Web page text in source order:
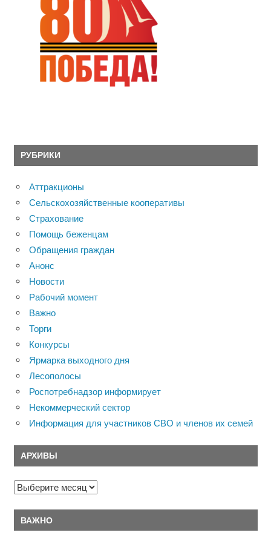
РУБРИКИ
Аттракционы
Сельскохозяйственные кооперативы
Страхование
Помощь беженцам
Обращения граждан
Анонс
Новости
Рабочий момент
Важно
Торги
Конкурсы
Ярмарка выходного дня
Лесополосы
Роспотребнадзор информирует
Некоммерческий сектор
Информация для участников СВО и членов их семей
АРХИВЫ
Архивы
ВАЖНО